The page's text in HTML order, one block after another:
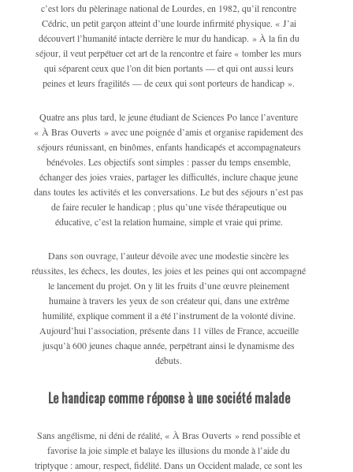
c’est lors du pèlerinage national de Lourdes, en 1982, qu’il rencontre
Cédric, un petit garçon atteint d’une lourde infirmité physique. « J’ai
découvert l’humanité intacte derrière le mur du handicap. » À la fin du
séjour, il veut perpétuer cet art de la rencontre et faire « tomber les murs
qui séparent ceux que l’on dit bien portants — et qui ont aussi leurs
peines et leurs fragilités — de ceux qui sont porteurs de handicap ».
Quatre ans plus tard, le jeune étudiant de Sciences Po lance l’aventure
« À Bras Ouverts » avec une poignée d’amis et organise rapidement des
séjours réunissant, en binômes, enfants handicapés et accompagnateurs
bénévoles. Les objectifs sont simples : passer du temps ensemble,
échanger des joies vraies, partager les difficultés, inclure chaque jeune
dans toutes les activités et les conversations. Le but des séjours n’est pas
de faire reculer le handicap ; plus qu’une visée thérapeutique ou
éducative, c’est la relation humaine, simple et vraie qui prime.
Dans son ouvrage, l’auteur dévoile avec une modestie sincère les
réussites, les échecs, les doutes, les joies et les peines qui ont accompagné
le lancement du projet. On y lit les fruits d’une œuvre pleinement
humaine à travers les yeux de son créateur qui, dans une extrême
humilité, explique comment il a été l’instrument de la volonté divine.
Aujourd’hui l’association, présente dans 11 villes de France, accueille
jusqu’à 600 jeunes chaque année, perpétrant ainsi le dynamisme des
débuts.
Le handicap comme réponse à une société malade
Sans angélisme, ni déni de réalité, « À Bras Ouverts » rend possible et
favorise la joie simple et balaye les illusions du monde à l’aide du
triptyque : amour, respect, fidélité. Dans un Occident malade, ce sont les